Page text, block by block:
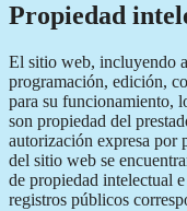
Propiedad
El sitio web, incluyendo
programación, edición,
para su funcionamiento,
son propiedad del
autorización expresa por
del sitio web se
de propiedad intelectual
registros públicos